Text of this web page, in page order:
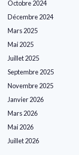
Octobre 2024
Décembre 2024
Mars 2025
Mai 2025
Juillet 2025
Septembre 2025
Novembre 2025
Janvier 2026
Mars 2026
Mai 2026
Juillet 2026